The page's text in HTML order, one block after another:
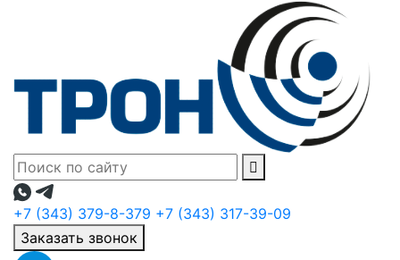
+7 (343) 379-8-379 +7 (343) 317-39-09
Заказать звонок